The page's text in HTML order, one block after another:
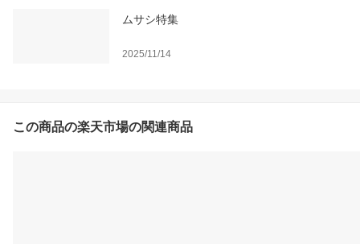
ムサシ特集
2025/11/14
この商品の楽天市場の関連商品